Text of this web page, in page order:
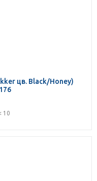
цв. Black/Honey)
10